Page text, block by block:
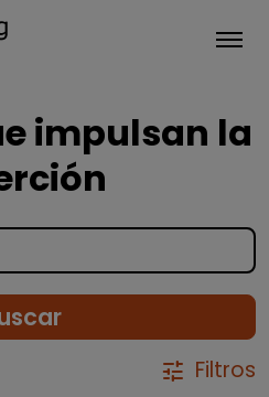
impulsan la
tune Filtros